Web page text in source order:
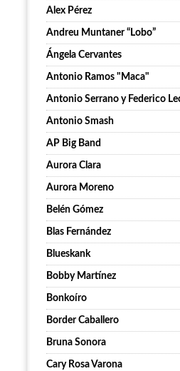
Alex Pérez
Andreu Muntaner “Lobo”
Ángela Cervantes
Antonio Ramos "Maca"
Antonio Serrano y Federico
Antonio Smash
AP Big Band
Aurora Clara
Aurora Moreno
Belén Gómez
Blas Fernández
Blueskank
Bobby Martínez
Bonkoíro
Border Caballero
Bruna Sonora
Cary Rosa Varona